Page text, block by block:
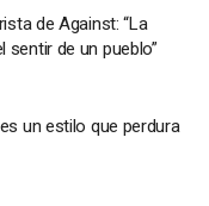
de Against: “La
sentir de un pueblo”
un estilo que perdura